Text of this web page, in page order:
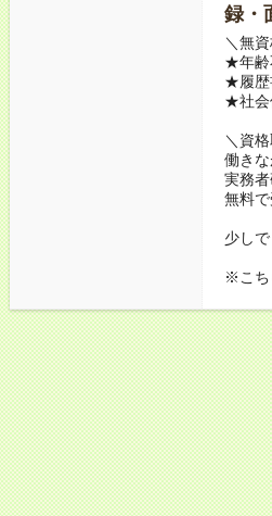
録・
＼無
★年齢
★履歴
★社会
＼資
働き
実務
無料で
少し
※こち